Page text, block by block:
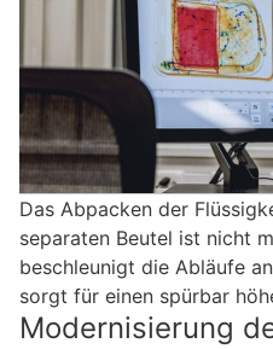
Das Abpacken der
separaten Beutel ist nicht
beschleunigt die Abläufe
sorgt für einen spürbar
Modernisierung